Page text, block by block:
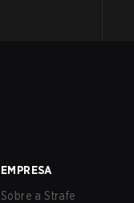
EMPRESA
Sobre a Strafe